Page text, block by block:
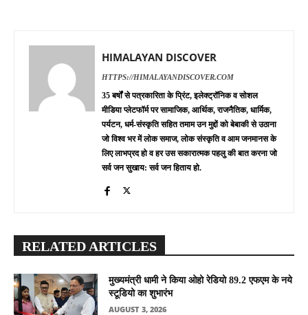
HIMALAYAN DISCOVER
HTTPS://HIMALAYANDISCOVER.COM
35 बर्षों से पत्रकारिता के प्रिंट, इलेक्ट्रॉनिक व सोशल
मीडिया प्लेटफॉर्म पर सामाजिक, आर्थिक, राजनैतिक, धार्मिक,
पर्यटन, धर्म-संस्कृति सहित तमाम उन मुद्दों को बेबाकी से उठाना
जो विश्व भर में लोक समाज, लोक संस्कृति व आम जनमानस के
लिए लाभप्रद हो व हर उस सकारात्मक पहलु की बात करना जो
सर्व जन सुखाय: सर्व जन हिताय हो.
RELATED ARTICLES
मुख्यमंत्री धामी ने किया ओहो रेडियो 89.2 एफएम के नये
स्टूडियो का शुभारंभ
AUGUST 3, 2026